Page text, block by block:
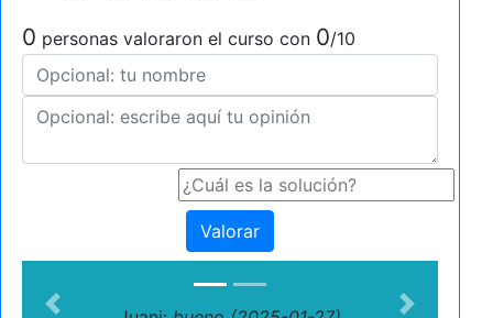
0 personas valoraron el curso con 0/10
Valorar